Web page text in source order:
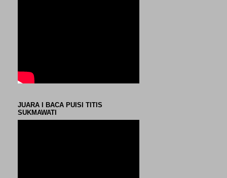
JUARA I BACA PUISI TITIS
SUKMAWATI